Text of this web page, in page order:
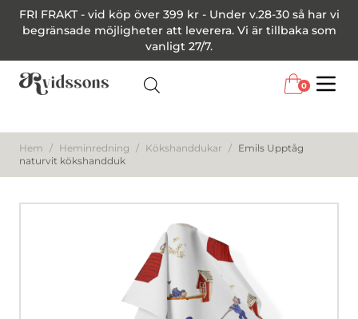
FRI FRAKT - vid köp över 399 kr - Under v.28-30 så har vi
begränsade möjligheter att leverera. Vi är tillbaka som
vanligt 27/7.
0
Hem / Heminredning / Kökshanddukar / Emils Upptåg
naturvit kökshandduk